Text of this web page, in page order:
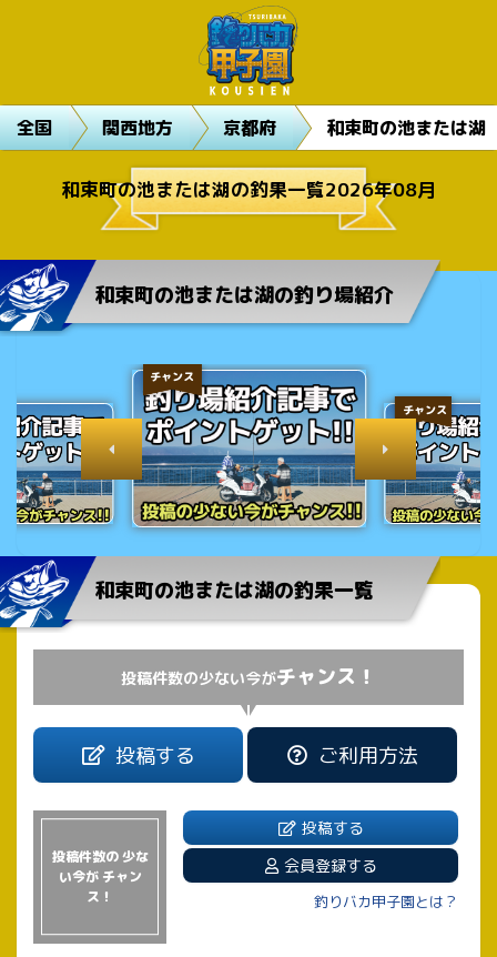
全国 関西地方 京都府 和束町の池または湖
和束町の池または湖の釣果一覧2026年08月
和束町の池または湖の釣り場紹介
チャンス
チャンス
和束町の池または湖の釣果一覧
投稿件数の少ない今がチャンス！
投稿する ご利用方法
投稿件数の 少な
い今が チャン
ス！
投稿する
会員登録する
釣りバカ甲子園とは？